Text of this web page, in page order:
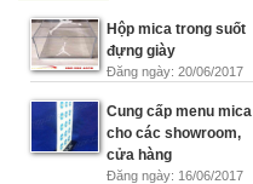
Hộp mica trong suốt
đựng giày
Đăng ngày: 20/06/2017
Cung cấp menu mica
cho các showroom,
cửa hàng
Đăng ngày: 16/06/2017